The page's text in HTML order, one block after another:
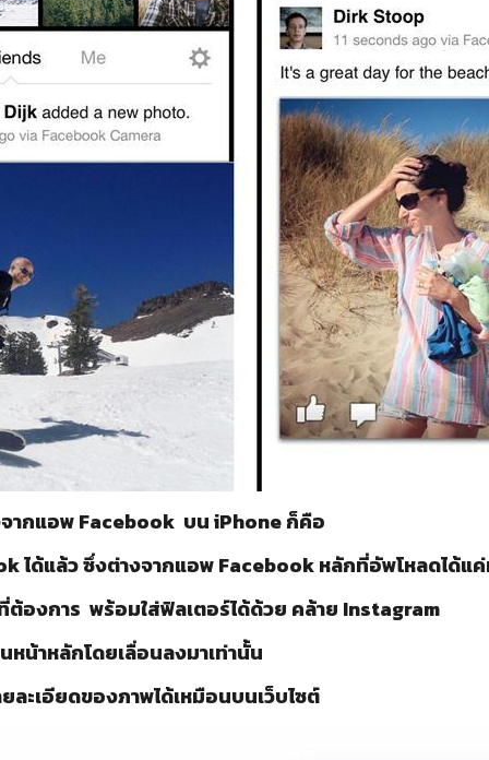
ากแอพ Facebook บน iPhone ก็คือ
แล้ว ซึ่งต่างจากแอพ Facebook หลักที่อัพโหลดได้แค่
การ พร้อมใส่ฟิลเตอร์ได้ด้วย คล้าย Instagram
าหลักโดยเลื่อนลงมาเท่านั้น
เอียดของภาพได้เหมือนบนเว็บไซต์